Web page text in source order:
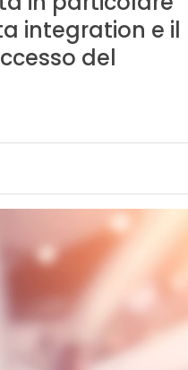
integration e il
del